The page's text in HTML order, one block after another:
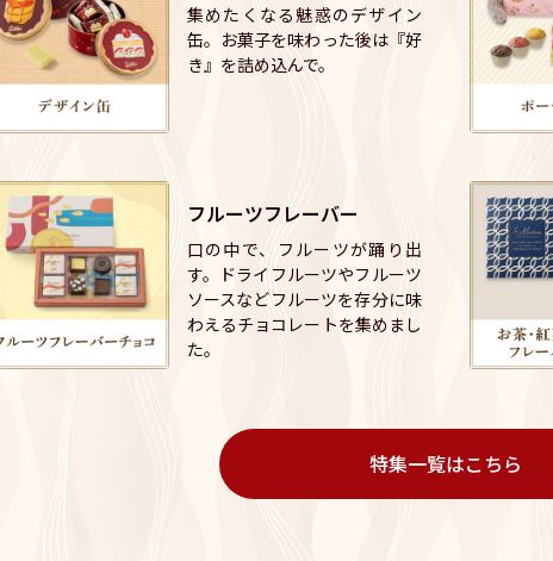
集めたくなる魅惑のデザイン
缶。お菓子を味わった後は『好
き』を詰め込んで。
フルーツフレーバー
口の中で、フルーツが踊り出
す。ドライフルーツやフルーツ
ソースなどフルーツを存分に味
わえるチョコレートを集めまし
た。
特集一覧はこちら